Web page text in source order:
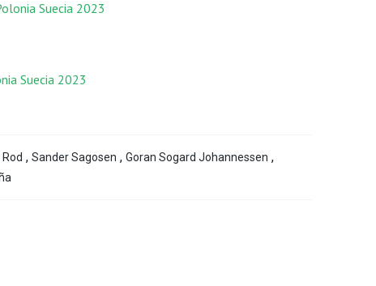
Suecia 2023
Suecia 2023
, Sander Sagosen , Goran Sogard Johannessen ,